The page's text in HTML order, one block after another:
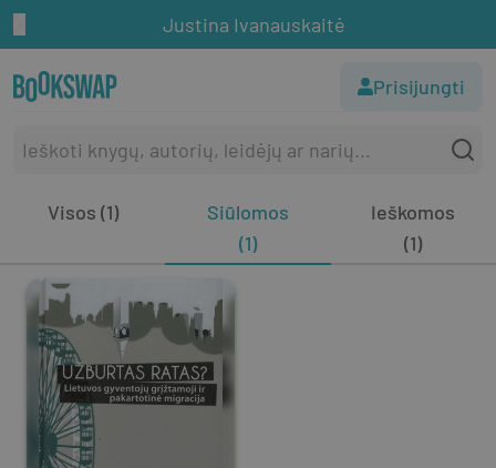
Justina Ivanauskaitė
Prisijungti
Visos (1)
Siūlomos
(1)
Ieškomos
(1)